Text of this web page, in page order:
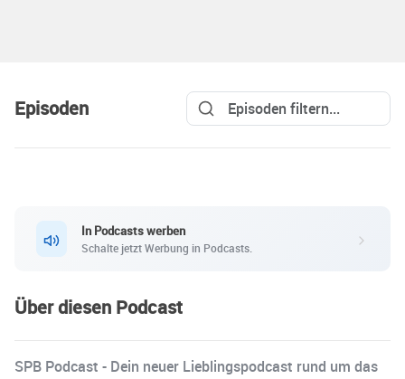
Episoden
In Podcasts werben
Schalte jetzt Werbung in Podcasts.
Über diesen Podcast
SPB Podcast - Dein neuer Lieblingspodcast rund um das